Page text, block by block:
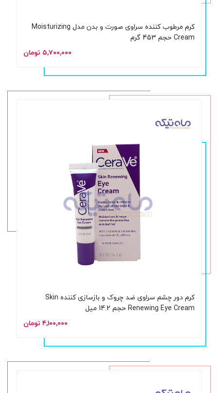
کرم مرطوب‌ کننده سراوی صورت و بدن مدل Moisturizing
Cream حجم 453 گرم
۵,۷۰۰,۰۰۰ تومان
کرم دور چشم سراوی ضد چروک و بازسازی کننده Skin
Renewing Eye Cream حجم 14.2 میل
۴,۱۰۰,۰۰۰ تومان